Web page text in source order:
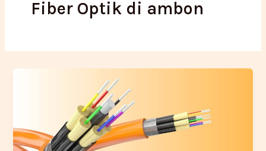
Fiber Optik di ambon